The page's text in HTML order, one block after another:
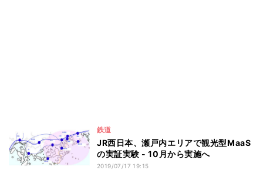
鉄道
JR西日本、瀬戸内エリアで観光型MaaS
の実証実験 - 10月から実施へ
2019/07/17 19:15